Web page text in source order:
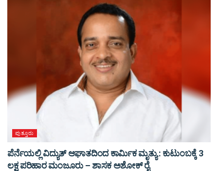
ಪುತ್ತೂರು
ಪೆರ್ನೆಯಲ್ಲಿ ವಿದ್ಯುತ್ ಆಘಾತದಿಂದ ಕಾರ್ಮಿಕ ಮೃತ್ಯು : ಕುಟುಂಬಕ್ಕೆ 3
ಲಕ್ಷ ಪರಿಹಾರ ಮಂಜೂರು – ಶಾಸಕ ಅಶೋಕ್ ರೈ